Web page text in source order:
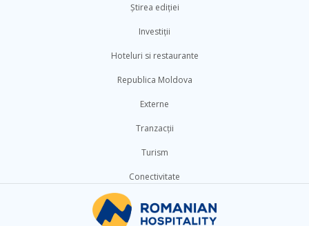
Știrea ediției
Investiții
Hoteluri si restaurante
Republica Moldova
Externe
Tranzacții
Turism
Conectivitate